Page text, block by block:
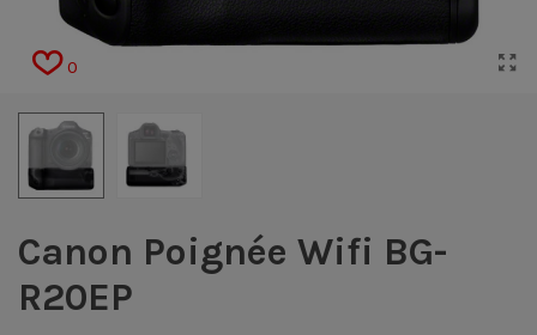
0
Canon Poignée Wifi BG-
R20EP